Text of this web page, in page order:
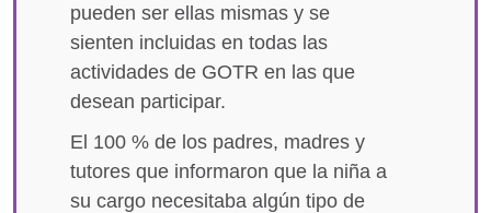
pueden ser ellas mismas y se
sienten incluidas en todas las
actividades de GOTR en las que
desean participar.
El 100 % de los padres, madres y
tutores que informaron que la niña a
su cargo necesitaba algún tipo de